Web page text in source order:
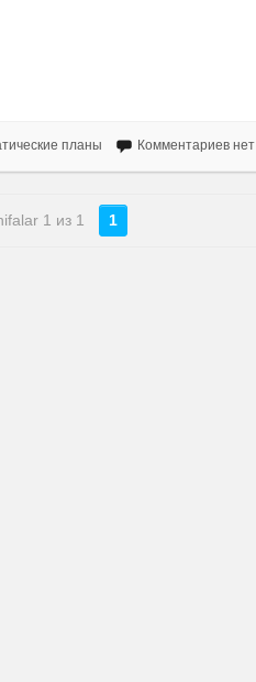
планы Комментариев нет
1 из 1 1